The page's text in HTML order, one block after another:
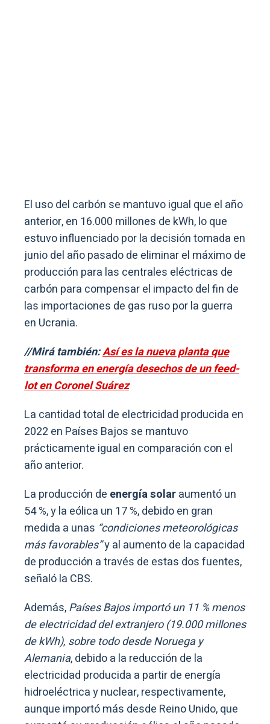
El uso del carbón se mantuvo igual que el año
anterior, en 16.000 millones de kWh, lo que
estuvo influenciado por la decisión tomada en
junio del año pasado de eliminar el máximo de
producción para las centrales eléctricas de
carbón para compensar el impacto del fin de
las importaciones de gas ruso por la guerra
en Ucrania.
//Mirá también:Así es la nueva planta que
transforma en energía desechos de un feed-
lot en Coronel Suárez
La cantidad total de electricidad producida en
2022 en Países Bajos se mantuvo
prácticamente igual en comparación con el
año anterior.
La producción de energía solaraumentó un
54 %, y la eólica un 17 %, debido en gran
medida a unas “condiciones meteorológicas
más favorables”y al aumento de la capacidad
de producción a través de estas dos fuentes,
señaló la CBS.
Además,Países Bajos importó un 11 % menos
de electricidad del extranjero (19.000 millones
de kWh), sobre todo desde Noruega y
Alemania, debido a la reducción de la
electricidad producida a partir de energía
hidroeléctrica y nuclear, respectivamente,
aunque importó más desde Reino Unido, que